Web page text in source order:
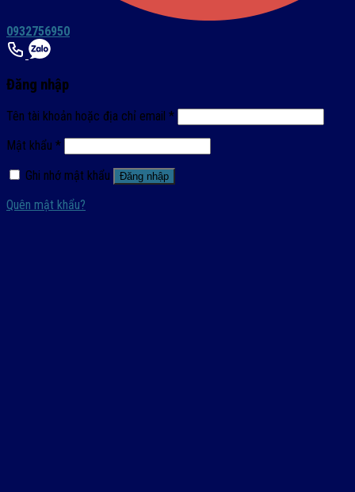
0932756950
Đăng nhập
Tên tài khoản hoặc địa chỉ email *
Mật khẩu *
Ghi nhớ mật khẩu
Đăng nhập
Quên mật khẩu?